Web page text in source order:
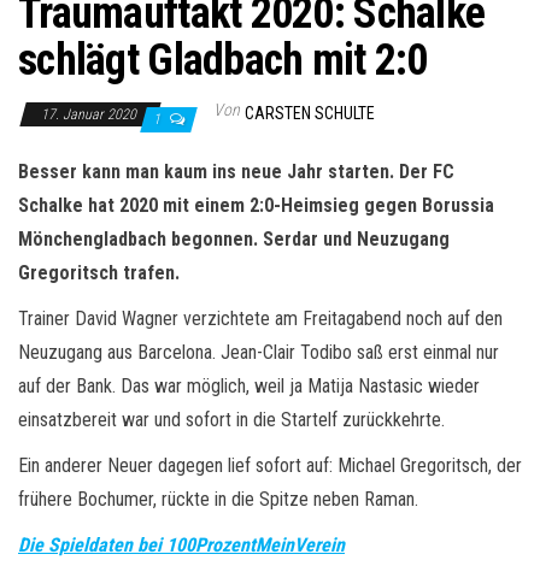
Traumauftakt 2020: Schalke
schlägt Gladbach mit 2:0
17. Januar 2020 1 Von CARSTEN SCHULTE
Besser kann man kaum ins neue Jahr starten. Der FC
Schalke hat 2020 mit einem 2:0-Heimsieg gegen Borussia
Mönchengladbach begonnen. Serdar und Neuzugang
Gregoritsch trafen.
Trainer David Wagner verzichtete am Freitagabend noch auf den
Neuzugang aus Barcelona. Jean-Clair Todibo saß erst einmal nur
auf der Bank. Das war möglich, weil ja Matija Nastasic wieder
einsatzbereit war und sofort in die Startelf zurückkehrte.
Ein anderer Neuer dagegen lief sofort auf: Michael Gregoritsch, der
frühere Bochumer, rückte in die Spitze neben Raman.
Die Spieldaten bei 100ProzentMeinVerein